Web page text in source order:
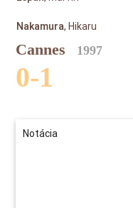
Nakamura, Hikaru
Cannes 1997
0-1
Notácia